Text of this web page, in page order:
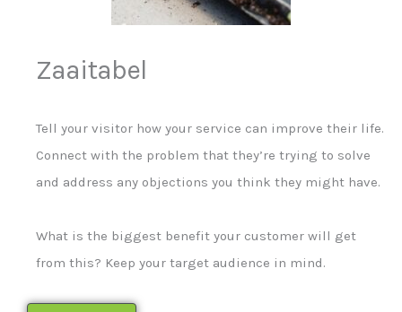
Zaaitabel
Tell your visitor how your service can improve their life.
Connect with the problem that they’re trying to solve
and address any objections you think they might have.
What is the biggest benefit your customer will get
from this? Keep your target audience in mind.